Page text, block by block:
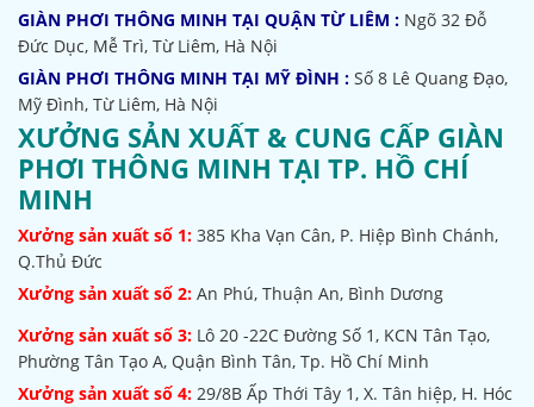
GIÀN PHƠI THÔNG MINH TẠI QUẬN TỪ LIÊM : Ngõ 32 Đỗ
Đức Dục, Mễ Trì, Từ Liêm, Hà Nội
GIÀN PHƠI THÔNG MINH TẠI MỸ ĐÌNH : Số 8 Lê Quang Đạo,
Mỹ Đình, Từ Liêm, Hà Nội
XƯỞNG SẢN XUẤT & CUNG CẤP GIÀN
PHƠI THÔNG MINH TẠI TP. HỒ CHÍ
MINH
Xưởng sản xuất số 1: 385 Kha Vạn Cân, P. Hiệp Bình Chánh,
Q.Thủ Đức
Xưởng sản xuất số 2: An Phú, Thuận An, Bình Dương
Xưởng sản xuất số 3: Lô 20 -22C Đường Số 1, KCN Tân Tạo,
Phường Tân Tạo A, Quận Bình Tân, Tp. Hồ Chí Minh
Xưởng sản xuất số 4: 29/8B Ấp Thới Tây 1, X. Tân hiệp, H. Hóc